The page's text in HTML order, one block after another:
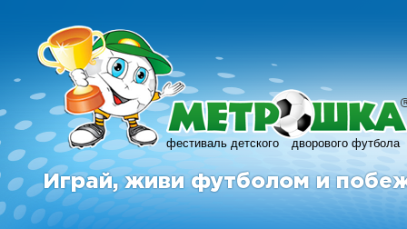
фестиваль детского дворового футбола
R
Играй, живи футболом и